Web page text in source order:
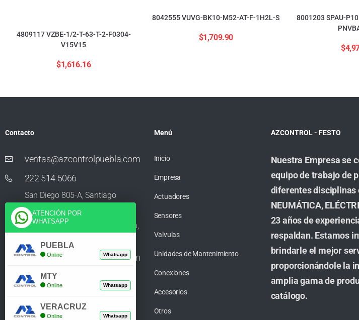
4809117 VZBE-1/2-T-63-T-2-F0304-
V15V15
$1,616.16
8042555 VUVG-BK10-M52-AT-F-1H2L-S
$1,709.90
8001203 SPAU-
$
Contacto
ventas@azcontrolpuebla.com
222 514 5066
San Diego 805-A, Santiago
Momoxpan, Residencial San
Diego los Sauces, 72750 Cholula,
Puebla
ventas@azcontrolpuebla.com
272 282 8890
Poniente. 7 469, Centro, 94370
Orizaba, Veracruz
Menú
Inicio
Empresa
Actuadores
Sensores
Valvulas
Unidades de Mantenimiento
Conexiones
Accesorios
Otros
AZCONTROL - FESTO
Nuestra Empresa se
equipo de trabajo de
diferentes disciplinas
NEUMÁTICA,
23 años de
respaldan. Estamos
brindarle el mejor
proporcionándole la
amplia gama de
catálogo.
ATENCIÓN POR
WHATSAPP
PUEBLA
Online Whatsapp
MTY
Online Whatsapp
VERACRUZ
Online Whatsapp